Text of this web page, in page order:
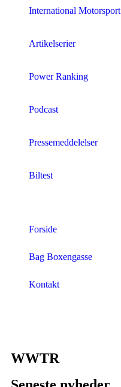
International Motorsport
Artikelserier
Power Ranking
Podcast
Pressemeddelelser
Biltest
Forside
Bag Boxengasse
Kontakt
WWTR